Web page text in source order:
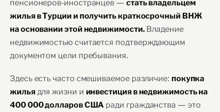
пенсионеров-иностранцев — стать владельцем
жилья в Турции и получить краткосрочный ВНЖ
на основании этой недвижимости.Владение
недвижимостью считается подтверждающим
документом цели пребывания.
Здесь есть часто смешиваемое различие: покупка
жильядля жизни и инвестиция в недвижимость на
400 000 долларов США ради гражданства — это